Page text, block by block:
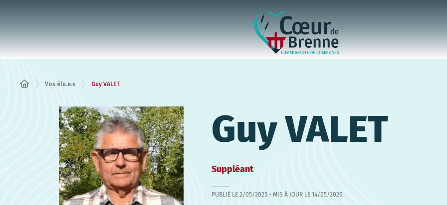
Vos élu.e.s Guy VALET
Guy VALET
Suppléant
PUBLIÉ LE 2/05/2025 - MIS À JOUR LE 14/05/2026